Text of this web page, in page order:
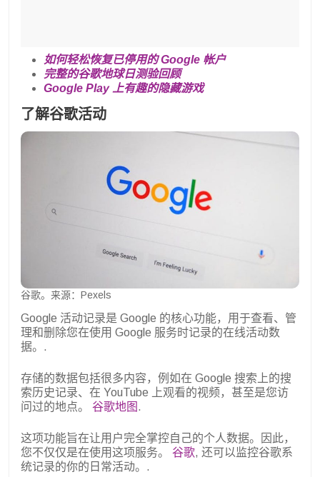
如何轻松恢复已停用的 Google 帐户
完整的谷歌地球日测验回顾
Google Play 上有趣的隐藏游戏
了解谷歌活动
谷歌。来源：Pexels
Google 活动记录是 Google 的核心功能，用于查看、管
理和删除您在使用 Google 服务时记录的在线活动数
据。.
存储的数据包括很多内容，例如在 Google 搜索上的搜
索历史记录、在 YouTube 上观看的视频，甚至是您访
问过的地点。 谷歌地图 .
这项功能旨在让用户完全掌控自己的个人数据。因此，
您不仅仅是在使用这项服务。 谷歌, 还可以监控谷歌系
统记录的你的日常活动。.